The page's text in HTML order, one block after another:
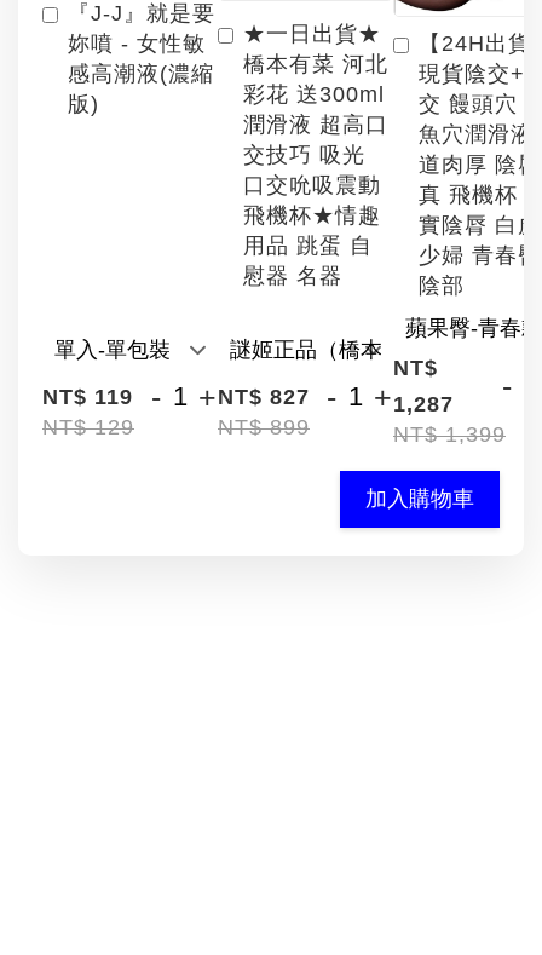
『J-J』就是要
妳噴 - 女性敏
感高潮液(濃縮
版)
NT$ 119
NT$ 129
- +
★一日出貨★
橋本有菜 河北
彩花 送300ml
潤滑液 超高口
交技巧 吸光
口交吮吸震動
飛機杯★情趣
用品 跳蛋 自
慰器 名器
NT$ 827
NT$ 899
- +
【24H出貨
現貨陰交+
交 饅頭穴
魚穴潤滑液
道肉厚 陰
真 飛機杯
實陰脣 白
少婦 青春臀
陰部
NT$
1,287
NT$ 1,399
-
加入購物車